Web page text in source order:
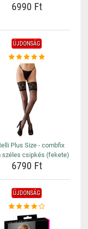
6990 Ft
ÚJDONSÁG
Plus Size - combfix
széles csipkés (fekete)
6790 Ft
ÚJDONSÁG